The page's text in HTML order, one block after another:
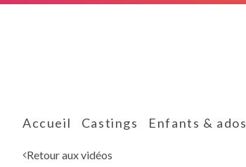
Accueil Castings Enfants & ados
Retour aux vidéos